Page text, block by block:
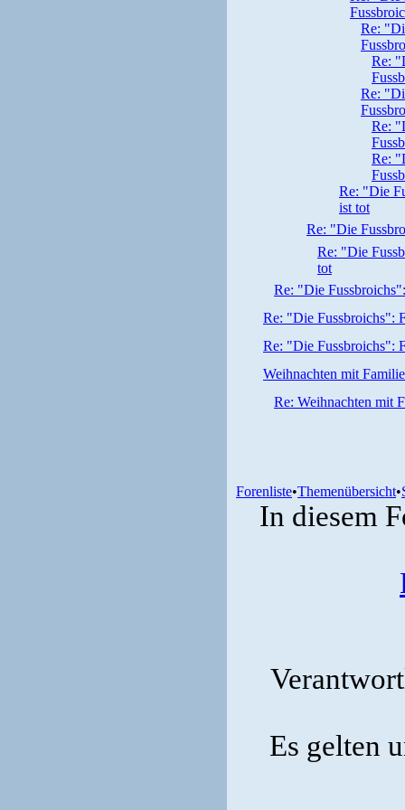
Re:
Re:
Re:
Re:
Re:
Re: "Die
ist tot
Re: "Die
Re: "Die
tot
Re: "Die
Re: "Die Fussbroichs":
Re: "Die Fussbroichs":
Weihnachten mit
Re: Weihnachten mit
Forenliste•Themenübersicht•
In diesem
Es gelten